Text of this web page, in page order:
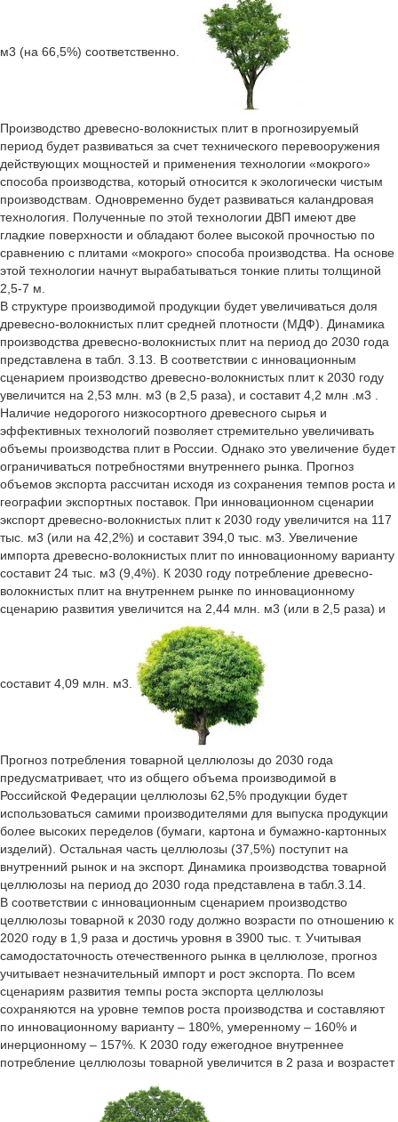
м3 (на 66,5%) соответственно.
Производство древесно-волокнистых плит в прогнозируемый
период будет развиваться за счет технического перевооружения
действующих мощностей и применения технологии «мокрого»
способа производства, который относится к экологически чистым
производствам. Одновременно будет развиваться каландровая
технология. Полученные по этой технологии ДВП имеют две
гладкие поверхности и обладают более высокой прочностью по
сравнению с плитами «мокрого» способа производства. На основе
этой технологии начнут вырабатываться тонкие плиты толщиной
2,5-7 м.
В структуре производимой продукции будет увеличиваться доля
древесно-волокнистых плит средней плотности (МДФ). Динамика
производства древесно-волокнистых плит на период до 2030 года
представлена в табл. 3.13. В соответствии с инновационным
сценарием производство древесно-волокнистых плит к 2030 году
увеличится на 2,53 млн. м3 (в 2,5 раза), и составит 4,2 млн .м3 .
Наличие недорогого низкосортного древесного сырья и
эффективных технологий позволяет стремительно увеличивать
объемы производства плит в России. Однако это увеличение будет
ограничиваться потребностями внутреннего рынка. Прогноз
объемов экспорта рассчитан исходя из сохранения темпов роста и
географии экспортных поставок. При инновационном сценарии
экспорт древесно-волокнистых плит к 2030 году увеличится на 117
тыс. м3 (или на 42,2%) и составит 394,0 тыс. м3. Увеличение
импорта древесно-волокнистых плит по инновационному варианту
составит 24 тыс. м3 (9,4%). К 2030 году потребление древесно-
волокнистых плит на внутреннем рынке по инновационному
сценарию развития увеличится на 2,44 млн. м3 (или в 2,5 раза) и
составит 4,09 млн. м3.
Прогноз потребления товарной целлюлозы до 2030 года
предусматривает, что из общего объема производимой в
Российской Федерации целлюлозы 62,5% продукции будет
использоваться самими производителями для выпуска продукции
более высоких переделов (бумаги, картона и бумажно-картонных
изделий). Остальная часть целлюлозы (37,5%) поступит на
внутренний рынок и на экспорт. Динамика производства товарной
целлюлозы на период до 2030 года представлена в табл.3.14.
В соответствии с инновационным сценарием производство
целлюлозы товарной к 2030 году должно возрасти по отношению к
2020 году в 1,9 раза и достичь уровня в 3900 тыс. т. Учитывая
самодостаточность отечественного рынка в целлюлозе, прогноз
учитывает незначительный импорт и рост экспорта. По всем
сценариям развития темпы роста экспорта целлюлозы
сохраняются на уровне темпов роста производства и составляют
по инновационному варианту – 180%, умеренному – 160% и
инерционному – 157%. К 2030 году ежегодное внутреннее
потребление целлюлозы товарной увеличится в 2 раза и возрастет